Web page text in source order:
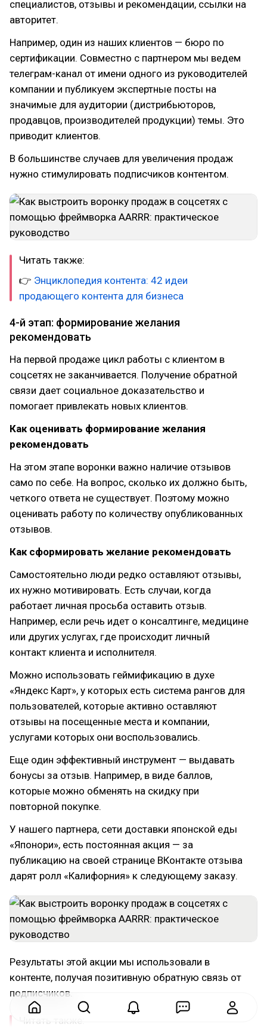
специалистов, отзывы и рекомендации, ссылки на
авторитет.
Например, один из наших клиентов — бюро по
сертификации. Совместно с партнером мы ведем
телеграм-канал от имени одного из руководителей
компании и публикуем экспертные посты на
значимые для аудитории (дистрибьюторов,
продавцов, производителей продукции) темы. Это
приводит клиентов.
В большинстве случаев для увеличения продаж
нужно стимулировать подписчиков контентом.
Читать также:
👉 Энциклопедия контента: 42 идеи
продающего контента для бизнеса
4-й этап: формирование желания
рекомендовать
На первой продаже цикл работы с клиентом в
соцсетях не заканчивается. Получение обратной
связи дает социальное доказательство и
помогает привлекать новых клиентов.
Как оценивать формирование желания
рекомендовать
На этом этапе воронки важно наличие отзывов
само по себе. На вопрос, сколько их должно быть,
четкого ответа не существует. Поэтому можно
оценивать работу по количеству опубликованных
отзывов.
Как сформировать желание рекомендовать
Самостоятельно люди редко оставляют отзывы,
их нужно мотивировать. Есть случаи, когда
работает личная просьба оставить отзыв.
Например, если речь идет о консалтинге, медицине
или других услугах, где происходит личный
контакт клиента и исполнителя.
Можно использовать геймификацию в духе
«Яндекс Карт», у которых есть система рангов для
пользователей, которые активно оставляют
отзывы на посещенные места и компании,
услугами которых они воспользовались.
Еще один эффективный инструмент — выдавать
бонусы за отзыв. Например, в виде баллов,
которые можно обменять на скидку при
повторной покупке.
У нашего партнера, сети доставки японской еды
«Японори», есть постоянная акция — за
публикацию на своей странице ВКонтакте отзыва
дарят ролл «Калифорния» к следующему заказу.
Результаты этой акции мы использовали в
контенте, получая позитивную обратную связь от
подписчиков.
Читать также: